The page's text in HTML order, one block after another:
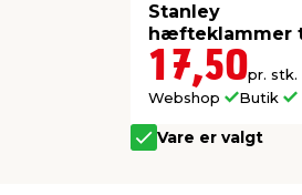
Stanley
hæfteklammer
8 mm 1000 stk.
17,50pr. stk.
Webshop
Butik
Vare er valgt